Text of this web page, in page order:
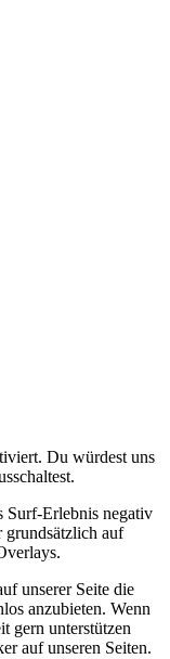
Du würdest uns
Surf-Erlebnis negativ
grundsätzlich auf
unserer Seite die
anzubieten. Wenn
gern unterstützen
auf unseren Seiten.